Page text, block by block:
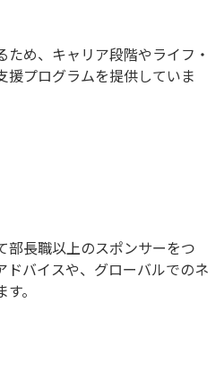
め、キャリア段階やライフ・
援プログラムを提供していま
部長職以上のスポンサーをつ
ドバイスや、グローバルでのネ
。